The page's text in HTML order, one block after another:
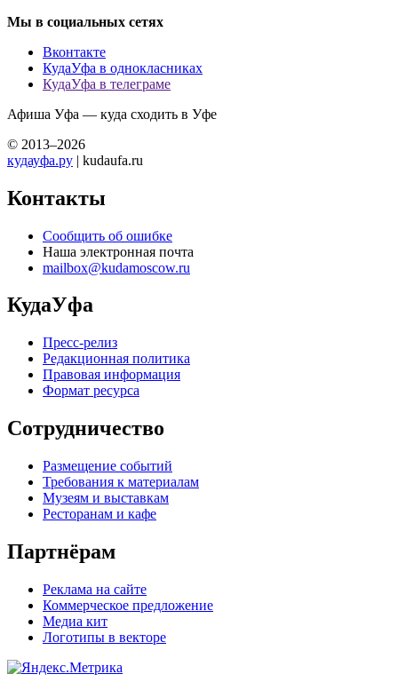
Мы в социальных сетях
Вконтакте
КудаУфа в однокласниках
КудаУфа в телеграме
Афиша Уфа — куда сходить в Уфе
© 2013–2026
кудауфа.ру | kudaufa.ru
Контакты
Сообщить об ошибке
Наша электронная почта
mailbox@kudamoscow.ru
КудаУфа
Пресс-релиз
Редакционная политика
Правовая информация
Формат ресурса
Сотрудничество
Размещение событий
Требования к материалам
Музеям и выставкам
Ресторанам и кафе
Партнёрам
Реклама на сайте
Коммерческое предложение
Медиа кит
Логотипы в векторе